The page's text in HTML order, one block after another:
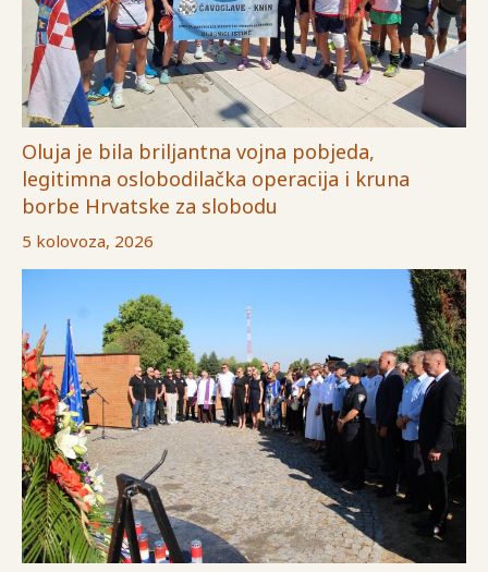
Oluja je bila briljantna vojna pobjeda,
legitimna oslobodilačka operacija i kruna
borbe Hrvatske za slobodu
5 kolovoza, 2026